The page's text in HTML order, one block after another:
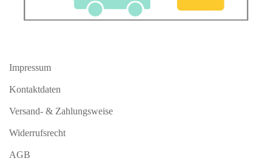
Impressum
Kontaktdaten
Versand- & Zahlungsweise
Widerrufsrecht
AGB